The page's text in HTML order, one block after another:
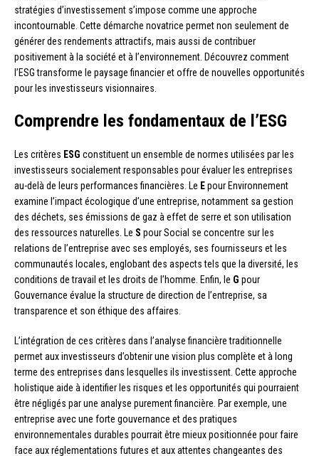
stratégies d’investissement s’impose comme une approche
incontournable. Cette démarche novatrice permet non seulement de
générer des rendements attractifs, mais aussi de contribuer
positivement à la société et à l’environnement. Découvrez comment
l’ESG transforme le paysage financier et offre de nouvelles opportunités
pour les investisseurs visionnaires.
Comprendre les fondamentaux de l’ESG
Les critères ESG constituent un ensemble de normes utilisées par les
investisseurs socialement responsables pour évaluer les entreprises
au-delà de leurs performances financières. Le Epour Environnement
examine l’impact écologique d’une entreprise, notamment sa gestion
des déchets, ses émissions de gaz à effet de serre et son utilisation
des ressources naturelles. Le S pour Social se concentre sur les
relations de l’entreprise avec ses employés, ses fournisseurs et les
communautés locales, englobant des aspects tels que la diversité, les
conditions de travail et les droits de l’homme. Enfin, le G pour
Gouvernance évalue la structure de direction de l’entreprise, sa
transparence et son éthique des affaires.
L’intégration de ces critères dans l’analyse financière traditionnelle
permet aux investisseurs d’obtenir une vision plus complète et à long
terme des entreprises dans lesquelles ils investissent. Cette approche
holistique aide à identifier les risques et les opportunités qui pourraient
être négligés par une analyse purement financière. Par exemple, une
entreprise avec une forte gouvernance et des pratiques
environnementales durables pourrait être mieux positionnée pour faire
face aux réglementations futures et aux attentes changeantes des